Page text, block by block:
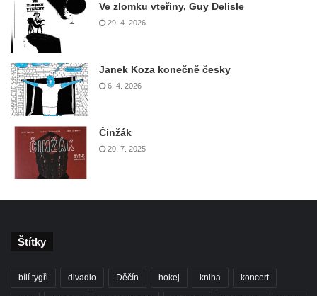
Ve zlomku vteřiny, Guy Delisle
29. 4. 2026
Janek Koza konečně česky
6. 4. 2026
Činžák
20. 7. 2025
Štítky
bílí tygři divadlo Děčín hokej kniha koncert